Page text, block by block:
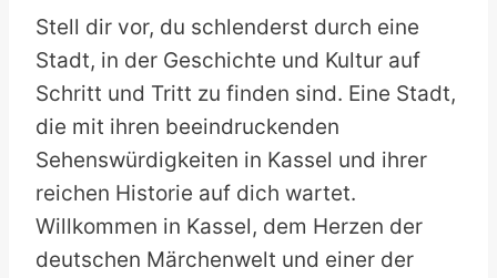
Stell dir vor, du schlenderst durch eine
Stadt, in der Geschichte und Kultur auf
Schritt und Tritt zu finden sind. Eine Stadt,
die mit ihren beeindruckenden
Sehenswürdigkeiten in Kassel und ihrer
reichen Historie auf dich wartet.
Willkommen in Kassel, dem Herzen der
deutschen Märchenwelt und einer der